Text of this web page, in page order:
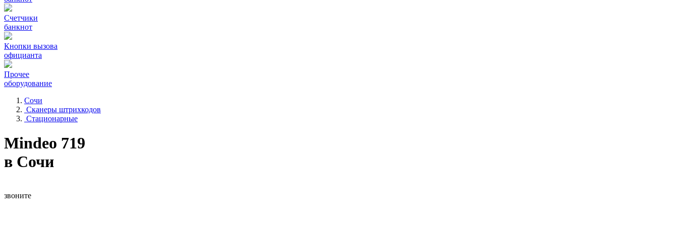
Счетчики
банкнот
Кнопки вызова
официанта
Прочее
оборудование
Сочи
Сканеры штрихкодов
Стационарные
Mindeo 719
в Сочи
звоните